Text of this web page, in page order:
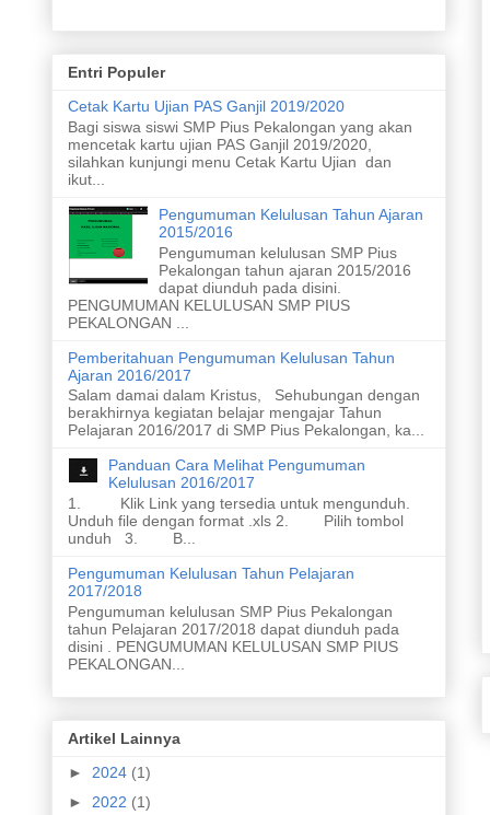
2. Menyapa yang kuat
3. Membina persahabatan
4. Meraih prestasi akademik
5. Meraih prestasi nonakademik
6. Menghasilkan karya ramah lingkungan
7. Menghasilkan karya yang inovatif dari limbah
8. Merawat taman dan kebun
9. Meletakan sampah pada tempatnya
10. Melaksanakan upacara bendera
11. Menyanyikan lagu nasional dengan sikap yang
baik
Entri Populer
Cetak Kartu Ujian PAS Ganjil 2019/2020
Bagi siswa siswi SMP Pius Pekalongan yang akan
mencetak kartu ujian PAS Ganjil 2019/2020,
silahkan kunjungi menu Cetak Kartu Ujian dan
ikut...
Pengumuman Kelulusan Tahun Ajaran
2015/2016
Pengumuman kelulusan SMP Pius
Pekalongan tahun ajaran 2015/2016
dapat diunduh pada disini.
PENGUMUMAN KELULUSAN SMP PIUS
PEKALONGAN ...
Pemberitahuan Pengumuman Kelulusan Tahun
Ajaran 2016/2017
Salam damai dalam Kristus, Sehubungan dengan
berakhirnya kegiatan belajar mengajar Tahun
Pelajaran 2016/2017 di SMP Pius Pekalongan, ka...
Panduan Cara Melihat Pengumuman
Kelulusan 2016/2017
1. Klik Link yang tersedia untuk mengunduh.
Unduh file dengan format .xls 2. Pilih tombol
unduh 3. B...
Pengumuman Kelulusan Tahun Pelajaran
2017/2018
Pengumuman kelulusan SMP Pius Pekalongan
tahun Pelajaran 2017/2018 dapat diunduh pada
disini . PENGUMUMAN KELULUSAN SMP PIUS
PEKALONGAN...
Artikel Lainnya
►2024 (1)
► 2022 (1)